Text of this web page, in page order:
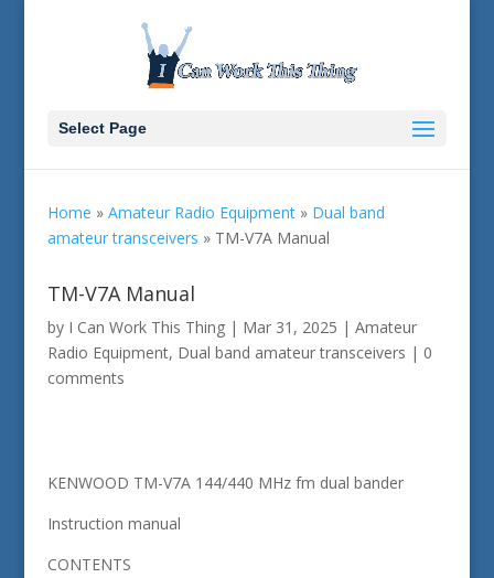
Select Page
Home » Amateur Radio Equipment» Dual band
amateur transceivers » TM-V7A Manual
TM-V7A Manual
by I Can Work This Thing| Mar 31, 2025 | Amateur
Radio Equipment, Dual band amateur transceivers | 0
comments
KENWOOD TM-V7A 144/440 MHz fm dual bander
Instruction manual
CONTENTS